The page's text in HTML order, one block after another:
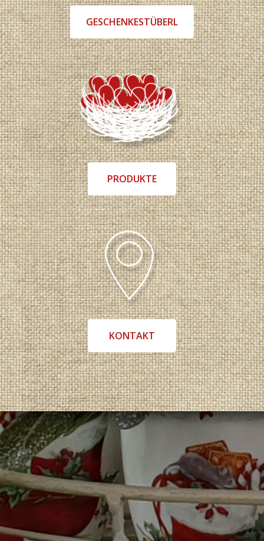
GESCHENKESTÜBERL
PRODUKTE
KONTAKT